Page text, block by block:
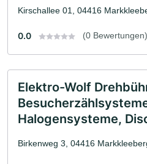
Kirschallee 01, 04416
0.0 (0 Bewertungen)
Elektro-Wolf
Halogensysteme,
Birkenweg 3, 04416